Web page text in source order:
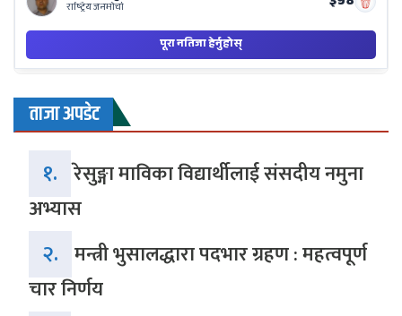
ताजा अपडेट
१. रेसुङ्गा माविका विद्यार्थीलाई संसदीय नमुना
अभ्यास
२. मन्त्री भुसालद्धारा पदभार ग्रहण : महत्वपूर्ण
चार निर्णय